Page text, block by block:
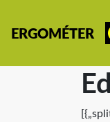
ERGOMÉTER